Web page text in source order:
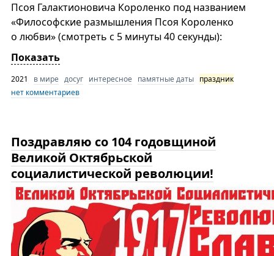
Псоя Галактионовича Короленко под названием
«Философские размышления Псоя Короленко
о любви» (смотреть с 5 минуты 40 секунды):
Показать
2021 в мире досуг интересное памятные даты праздник
нет комментариев
Поздравляю со 104 годовщиной
Великой Октябрьской
социалистической революции!